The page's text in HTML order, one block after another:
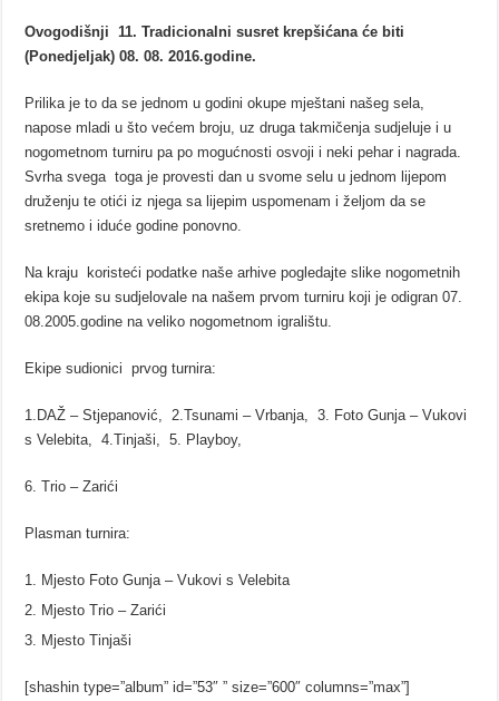
Ovogodišnji 11. Tradicionalni susret krepšićana će biti
(Ponedjeljak) 08. 08. 2016.godine.
Prilika je to da se jednom u godini okupe mještani našeg sela,
napose mladi u što većem broju, uz druga takmičenja sudjeluje i u
nogometnom turniru pa po mogućnosti osvoji i neki pehar i nagrada.
Svrha svega toga je provesti dan u svome selu u jednom lijepom
druženju te otići iz njega sa lijepim uspomenam i željom da se
sretnemo i iduće godine ponovno.
Na kraju koristeći podatke naše arhive pogledajte slike nogometnih
ekipa koje su sudjelovale na našem prvom turniru koji je odigran 07.
08.2005.godine na veliko nogometnom igralištu.
Ekipe sudionici prvog turnira:
1.DAŽ – Stjepanović, 2.Tsunami – Vrbanja, 3. Foto Gunja – Vukovi
s Velebita, 4.Tinjaši, 5. Playboy,
Trio – Zarići
Plasman turnira:
Mjesto Foto Gunja – Vukovi s Velebita
Mjesto Trio – Zarići
Mjesto Tinjaši
[shashin type=”album” id=”53″ ” size=”600″ columns=”max”]